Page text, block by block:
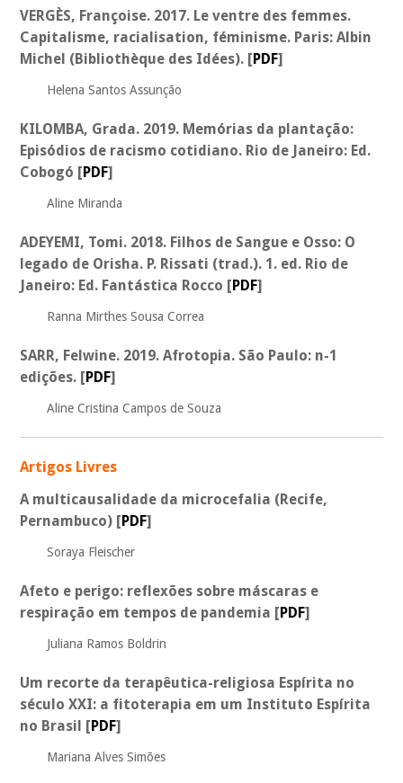
VERGÈS, Françoise. 2017. Le ventre des femmes.
Capitalisme, racialisation, féminisme. Paris: Albin
Michel (Bibliothèque des Idées). [PDF]
Helena Santos Assunção
KILOMBA, Grada. 2019. Memórias da plantação:
Episódios de racismo cotidiano. Rio de Janeiro: Ed.
Cobogó [PDF]
Aline Miranda
ADEYEMI, Tomi. 2018. Filhos de Sangue e Osso: O
legado de Orisha. P. Rissati (trad.). 1. ed. Rio de
Janeiro: Ed. Fantástica Rocco [PDF]
Ranna Mirthes Sousa Correa
SARR, Felwine. 2019. Afrotopia. São Paulo: n-1
edições. [PDF]
Aline Cristina Campos de Souza
Artigos Livres
A multicausalidade da microcefalia (Recife,
Pernambuco) [PDF]
Soraya Fleischer
Afeto e perigo: reflexões sobre máscaras e
respiração em tempos de pandemia [PDF]
Juliana Ramos Boldrin
Um recorte da terapêutica-religiosa Espírita no
século XXI: a fitoterapia em um Instituto Espírita
no Brasil [PDF]
Mariana Alves Simões